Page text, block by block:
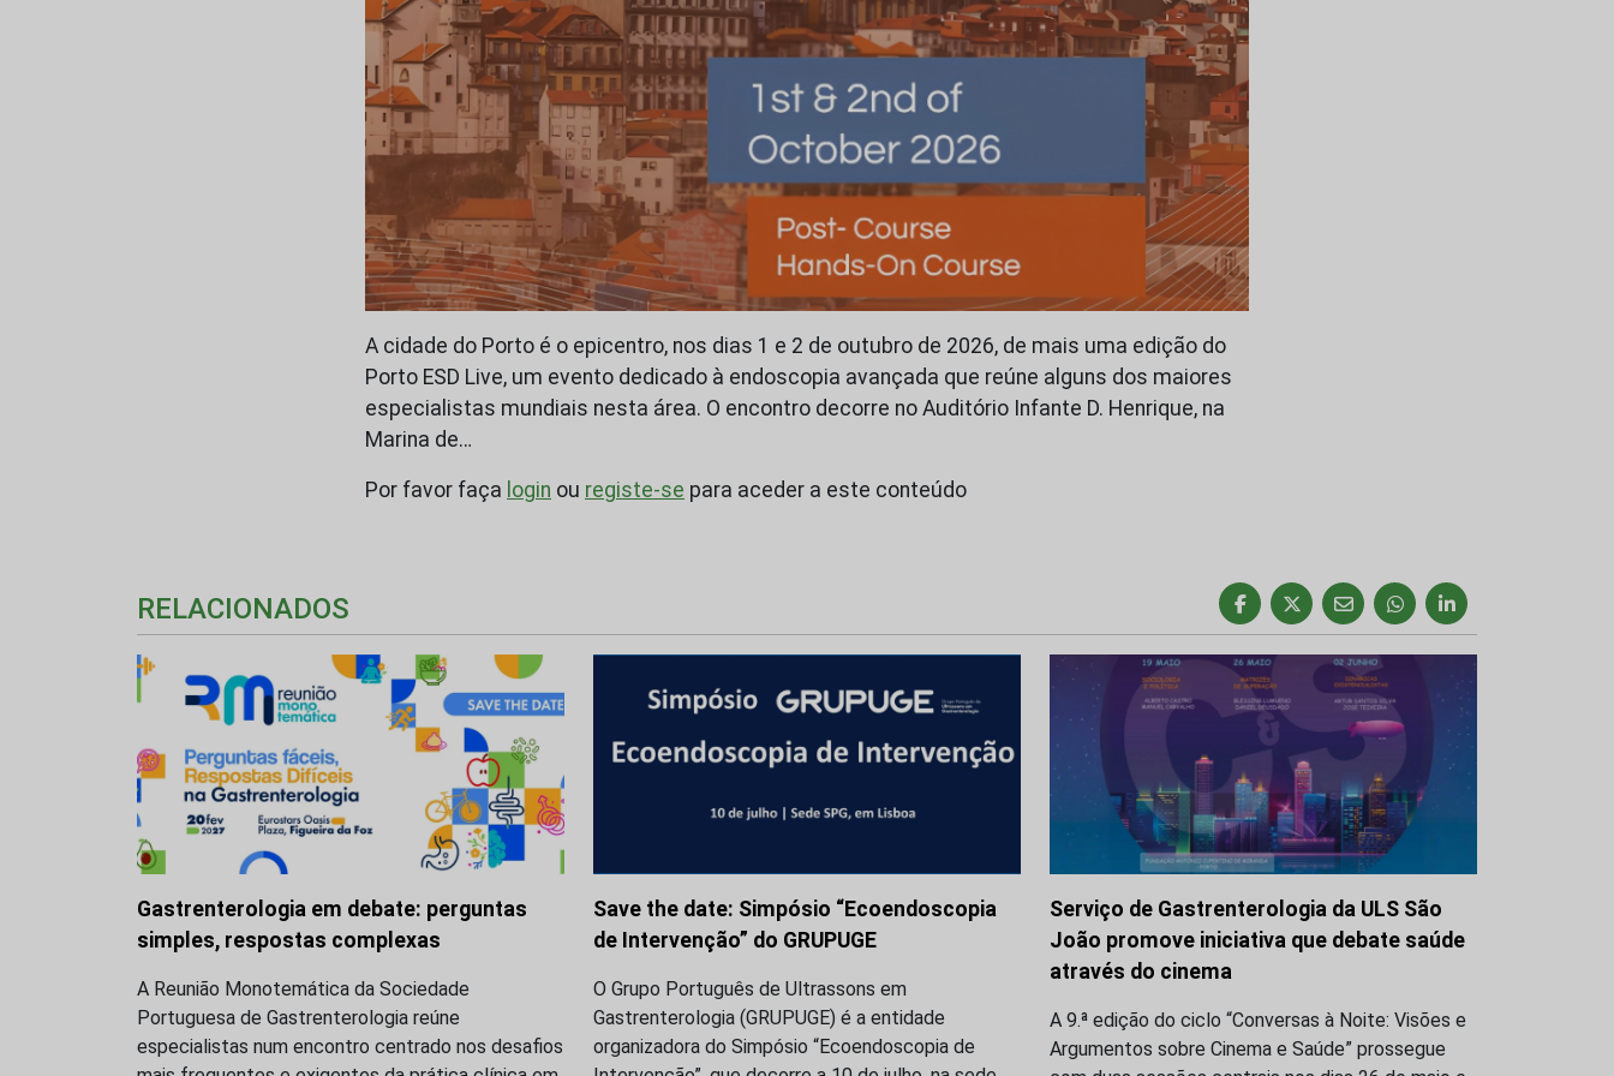
A cidade do Porto é o epicentro, nos dias 1 e 2 de outubro de 2026, de mais uma edição do
Porto ESD Live, um evento dedicado à endoscopia avançada que reúne alguns dos maiores
especialistas mundiais nesta área. O encontro decorre no Auditório Infante D. Henrique, na
Marina de…
Por favor faça login ou registe-se para aceder a este conteúdo
RELACIONADOS
Gastrenterologia em debate: perguntas
simples, respostas complexas
A Reunião Monotemática da Sociedade
Portuguesa de Gastrenterologia reúne
especialistas num encontro centrado nos desafios
Save the date: Simpósio “Ecoendoscopia
de Intervenção” do GRUPUGE
O Grupo Português de Ultrassons em
Gastrenterologia (GRUPUGE) é a entidade
organizadora do Simpósio “Ecoendoscopia de
Serviço de Gastrenterologia da ULS São
João promove iniciativa que debate saúde
através do cinema
A 9.ª edição do ciclo “Conversas à Noite: Visões e
Argumentos sobre Cinema e Saúde” prossegue